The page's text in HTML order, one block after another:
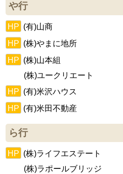
や行
HP (有)山商
HP (株)やまに地所
HP (株)山本組
(株)ユークリエート
HP (有)米沢ハウス
HP (有)米田不動産
ら行
HP (株)ライフエステート
(株)ラポールブリッジ